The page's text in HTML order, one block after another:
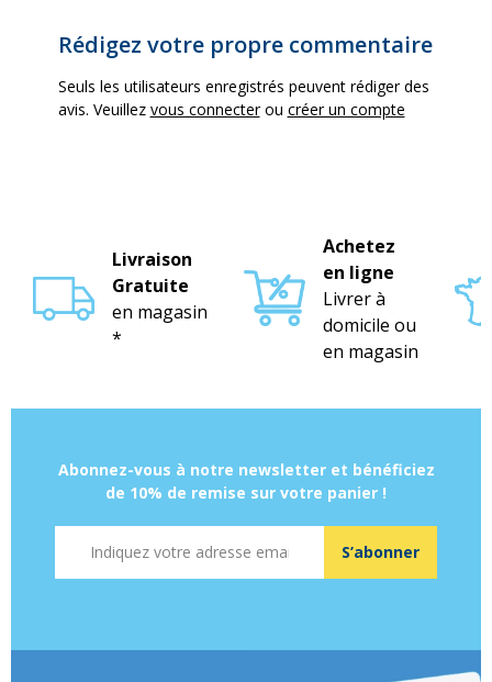
Rédigez votre propre commentaire
Seuls les utilisateurs enregistrés peuvent rédiger des
avis. Veuillez vous connecterou créer un compte
Livraison
Gratuite
en magasin
*
Achetez
en ligne
Livrer à
domicile ou
en magasin
Abonnez-vous à notre newsletter et bénéficiez
de 10% de remise sur votre panier !
S’abonner